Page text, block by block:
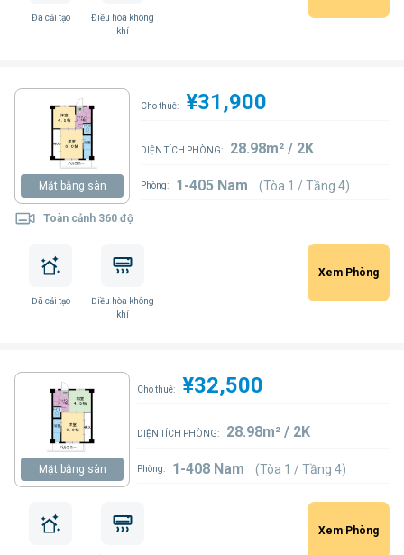
Đã cải tạo
Điều hòa không
khí
Mặt bằng sàn
Toàn cảnh 360 độ
Cho thuê: ¥31,900
DIỆN TÍCH PHÒNG: 28.98m² / 2K
Phòng: 1-405 Nam (Tòa 1 / Tầng 4)
Đã cải tạo
Điều hòa không
khí
Xem Phòng
Mặt bằng sàn
Cho thuê: ¥32,500
DIỆN TÍCH PHÒNG: 28.98m² / 2K
Phòng: 1-408 Nam (Tòa 1 / Tầng 4)
Xem Phòng